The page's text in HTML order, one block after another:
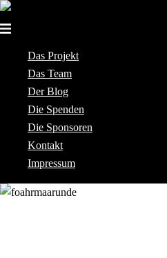
Skip
to
Das Projekt
Das Team
Der Blog
Die Spenden
Die Sponsoren
Kontakt
Impressum